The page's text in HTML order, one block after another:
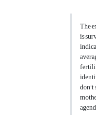
The
is
don't